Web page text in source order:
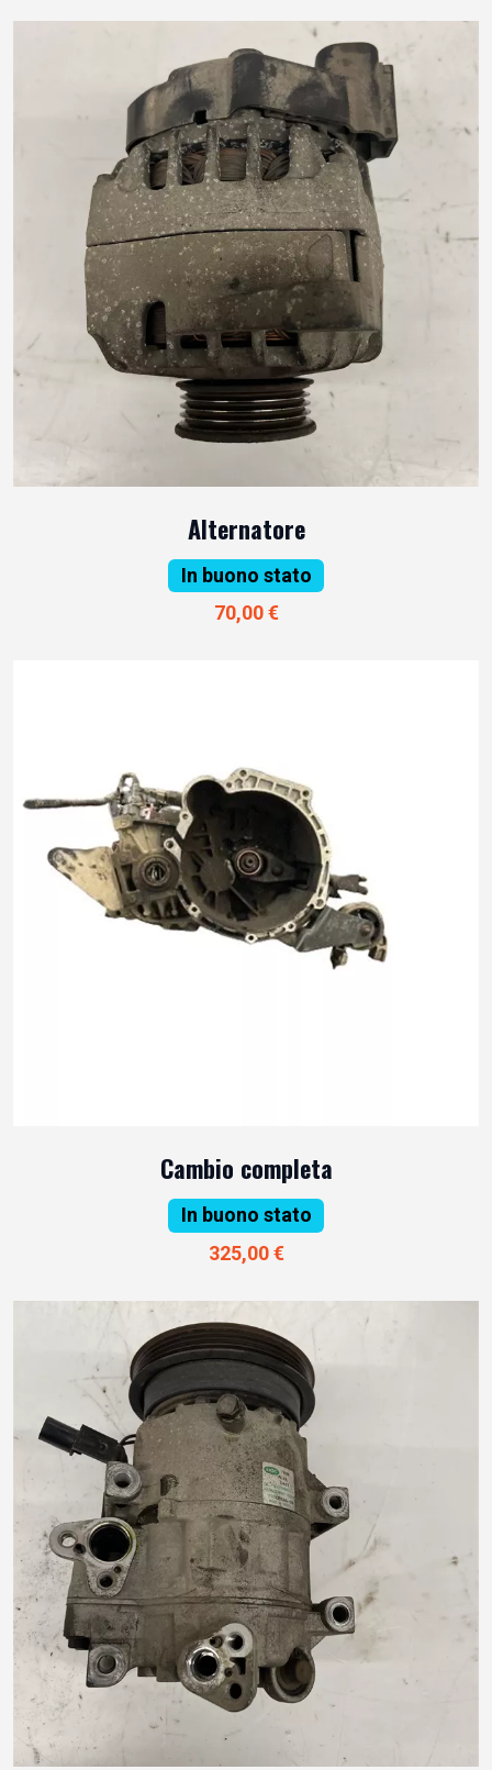
Alternatore
In buono stato
70,00 €
Cambio completa
In buono stato
325,00 €